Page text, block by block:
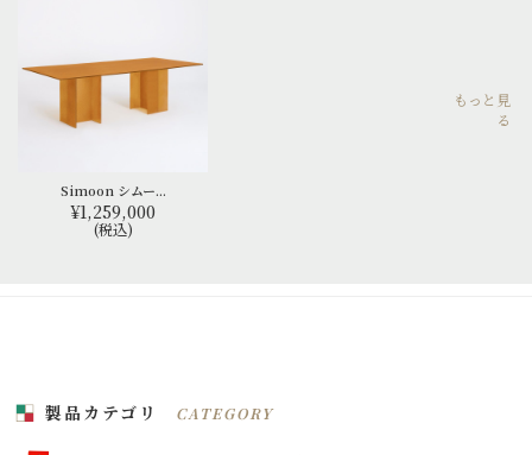
Simoon シムー...
¥1,259,000
(税込)
もっと見
る
製品カテゴリ CATEGORY